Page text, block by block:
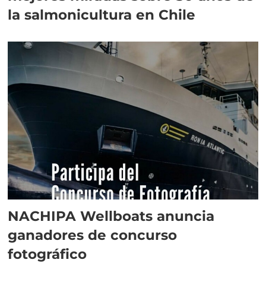
la salmonicultura en Chile
NACHIPA Wellboats anuncia
ganadores de concurso
fotográfico